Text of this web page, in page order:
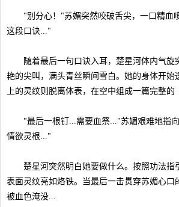
"别分心！"苏媚突然咬破舌尖，一口精血
这段口诀..."
随着最后一句口诀入耳，楚星河体内气旋
艳的尖叫，满头青丝瞬间雪白。她的身体开始
上的灵纹则脱离体表，在空中组成一篇完整的
"最后一根钉...需要血祭..."苏媚艰难地指向
情欲灵根..."
楚星河突然明白她要做什么。按照功法指
表面灵纹亮如烙铁。当最后一击贯穿苏媚心口
被血色淹没...